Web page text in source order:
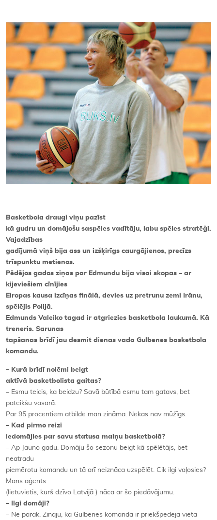
Basketbola draugi viņu pazīst
kā gudru un domājošu saspēles vadītāju, labu spēles stratēģi.
Vajadzības
gadījumā viņš bija ass un izšķirīgs caurgājienos, precīzs
trīspunktu metienos.
Pēdējos gados ziņas par Edmundu bija visai skopas – ar
kijeviešiem cīnījies
Eiropas kausa izcīņas finālā, devies uz pretrunu zemi Irānu,
spēlējis Polijā.
Edmunds Valeiko tagad ir atgriezies basketbola laukumā. Kā
treneris. Sarunas
tapšanas brīdī jau desmit dienas vada Gulbenes basketbola
komandu.
– Kurā brīdī nolēmi beigt
aktīvā basketbolista gaitas?
– Esmu teicis, ka beidzu? Savā būtībā esmu tam gatavs, bet
pateikšu vasarā.
Par 95 procentiem atbilde man zināma. Nekas nav mūžīgs.
– Kad pirmo reizi
iedomājies par savu statusa maiņu basketbolā?
– Ap Jauno gadu. Domāju šo sezonu beigt kā spēlētājs, bet
neatradu
piemērotu komandu un tā arī neiznāca uzspēlēt. Cik ilgi vaļosies?
Mans aģents
(lietuvietis, kurš dzīvo Latvijā ) nāca ar šo piedāvājumu.
– Ilgi domāji?
– Ne pārāk. Zināju, ka Gulbenes komanda ir priekšpēdējā vietā